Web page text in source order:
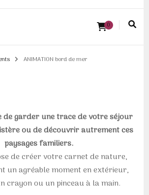
BODIN |
de
0
ANIMATION bord de mer
de garder une trace de votre séjour
ou de découvrir autrement ces
paysages familiers.
de créer votre carnet de nature,
un agréable moment en extérieur,
crayon ou un pinceau à la main.